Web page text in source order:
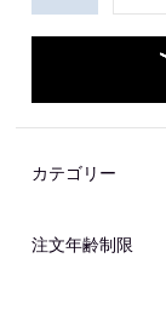
カテゴリー
注文年齢制限